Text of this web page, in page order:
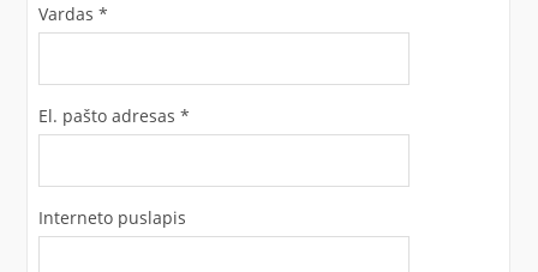
Vardas *
El. pašto adresas *
Interneto puslapis